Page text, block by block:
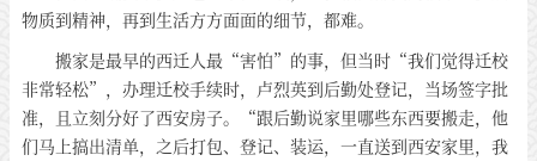
物质到精神，再到生活方方面面的细节，都难。
搬家是最早的西迁人最“害怕”的事，但当时“我们觉得迁校
非常轻松”，办理迁校手续时，卢烈英到后勤处登记，当场签字批
准，且立刻分好了西安房子。“跟后勤说家里哪些东西要搬走，他
们马上搞出清单，之后打包、登记、装运，一直送到西安家里，我